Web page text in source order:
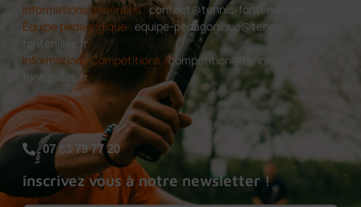
Informations générales :contact@tennis-fontenilles.fr
Équipe pédagogique : equipe-pedagogique@tennis-
fontenilles.fr
Informations Compétitions :competition@tennis-
fontenilles.fr
07 83 79 77 20
inscrivez vous à notre newsletter !